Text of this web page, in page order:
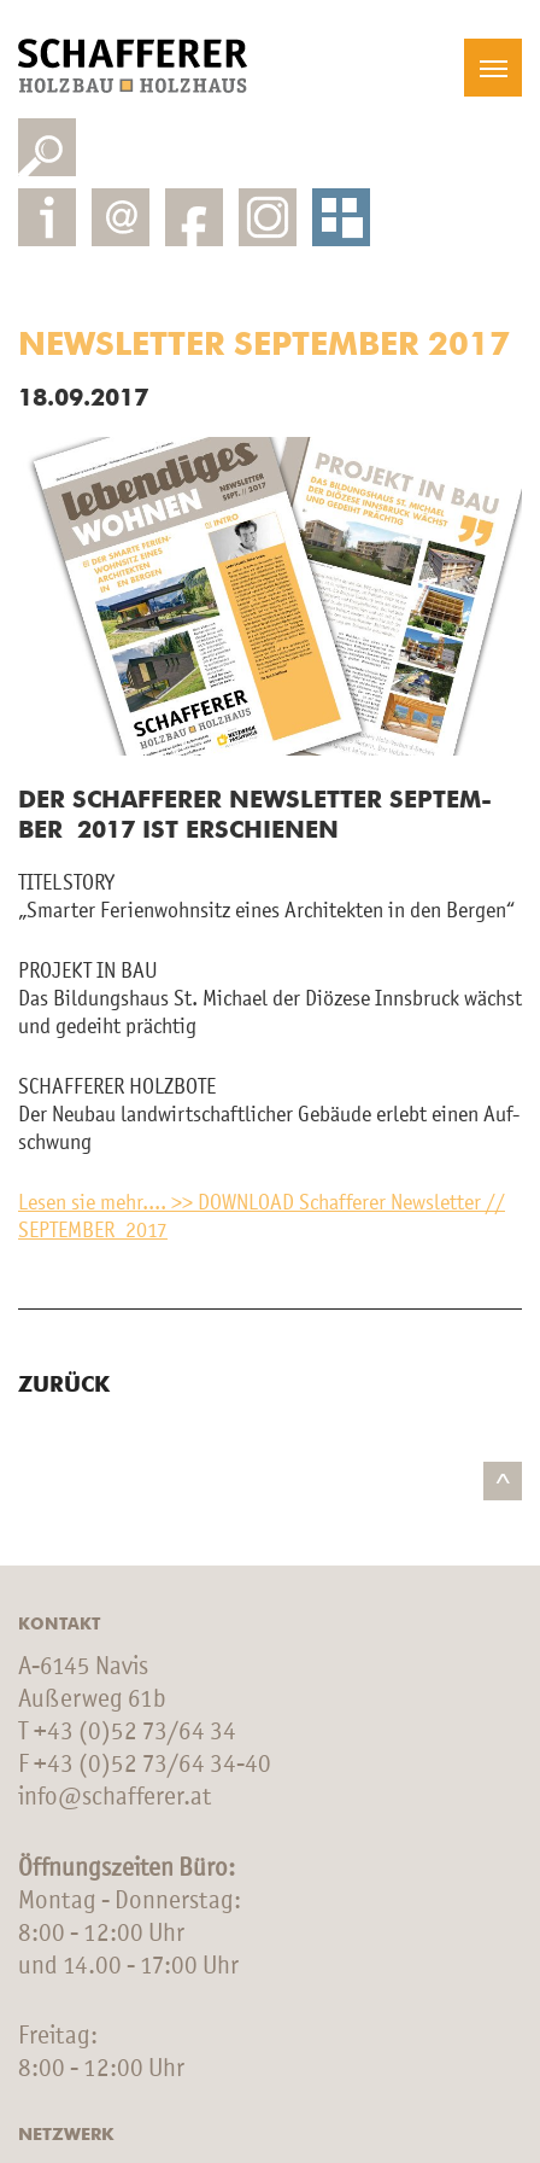
NEWSLETTER SEPTEMBER 2017
18.09.2017
DER SCHAF­FE­RER NEWS­LET­TER SEP­TEM­
BER 2017 IST ER­SCHIE­NEN
TI­TEL­STO­RY
„Smar­ter Fe­ri­en­wohn­sitz eines Ar­chi­tek­ten in den Ber­gen“
PRO­JEKT IN BAU
Das Bil­dungs­haus St. Mi­cha­el der Diö­ze­se Inns­bruck wächst
und ge­deiht präch­tig
SCHAF­FE­RER HOLZ­BO­TE
Der Neu­bau land­wirt­schaft­li­cher Ge­bäu­de er­lebt einen Auf­
schwung
Lesen sie mehr.... >> DOWN­LOAD Schaf­fe­rer News­let­ter //
SEP­TEM­BER 2017
ZURÜCK
^
KONTAKT
A-6145 Navis
Außerweg 61b
+43 (0)52 73/64 34
F +43 (0)52 73/64 34-40
info@schafferer.at
Öffnungszeiten Büro:
Montag - Donnerstag:
8:00 - 12:00 Uhr
und 14.00 - 17:00 Uhr
Freitag:
8:00 - 12:00 Uhr
NETZWERK